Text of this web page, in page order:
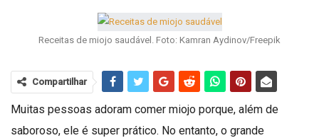
Receitas de miojo saudável. Foto: Kamran Aydinov/Freepik
Compartilhar
Muitas pessoas adoram comer miojo porque, além de
saboroso, ele é super prático. No entanto, o grande